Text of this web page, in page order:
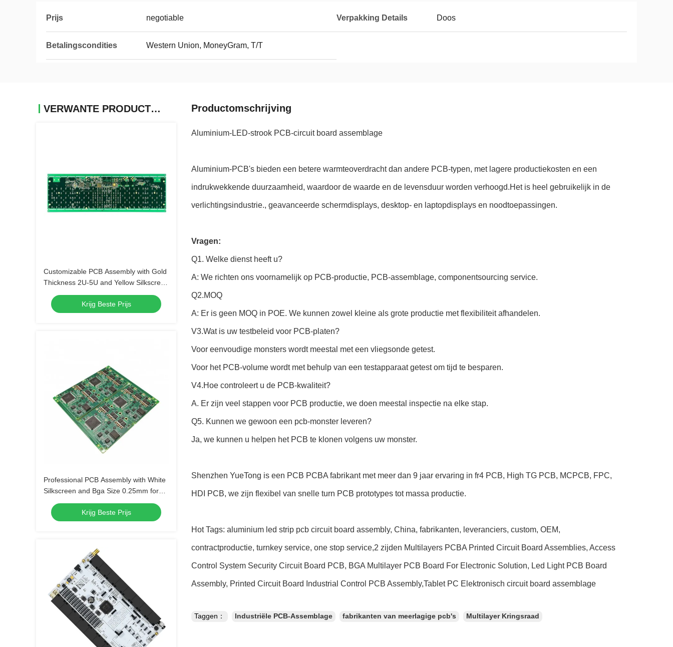
Prijs negotiable Verpakking Details Doos
Betalingscondities Western Union, MoneyGram, T/T
VERWANTE PRODUCTEN
Customizable PCB Assembly with Gold
Thickness 2U-5U and Yellow Silkscreen
Color
Krijg Beste Prijs
Professional PCB Assembly with White
Silkscreen and Bga Size 0.25mm for
Extreme Temperature Range -40 C -85
Krijg Beste Prijs
Productomschrijving
Aluminium-LED-strook PCB-circuit board assemblage
Aluminium-PCB's bieden een betere warmteoverdracht dan andere PCB-typen, met lagere productiekosten en een
indrukwekkende duurzaamheid, waardoor de waarde en de levensduur worden verhoogd.Het is heel gebruikelijk in de
verlichtingsindustrie., geavanceerde schermdisplays, desktop- en laptopdisplays en noodtoepassingen.
Vragen:
Q1. Welke dienst heeft u?
A: We richten ons voornamelijk op PCB-productie, PCB-assemblage, componentsourcing service.
Q2.MOQ
A: Er is geen MOQ in POE. We kunnen zowel kleine als grote productie met flexibiliteit afhandelen.
V3.Wat is uw testbeleid voor PCB-platen?
Voor eenvoudige monsters wordt meestal met een vliegsonde getest.
Voor het PCB-volume wordt met behulp van een testapparaat getest om tijd te besparen.
V4.Hoe controleert u de PCB-kwaliteit?
A. Er zijn veel stappen voor PCB productie, we doen meestal inspectie na elke stap.
Q5. Kunnen we gewoon een pcb-monster leveren?
Ja, we kunnen u helpen het PCB te klonen volgens uw monster.
Shenzhen YueTong is een PCB PCBA fabrikant met meer dan 9 jaar ervaring in fr4 PCB, High TG PCB, MCPCB, FPC,
HDI PCB, we zijn flexibel van snelle turn PCB prototypes tot massa productie.
Hot Tags: aluminium led strip pcb circuit board assembly, China, fabrikanten, leveranciers, custom, OEM,
contractproductie, turnkey service, one stop service,2 zijden Multilayers PCBA Printed Circuit Board Assemblies, Access
Control System Security Circuit Board PCB, BGA Multilayer PCB Board For Electronic Solution, Led Light PCB Board
Assembly, Printed Circuit Board Industrial Control PCB Assembly,Tablet PC Elektronisch circuit board assemblage
Taggen： Industriële PCB-Assemblage fabrikanten van meerlagige pcb's Multilayer Kringsraad